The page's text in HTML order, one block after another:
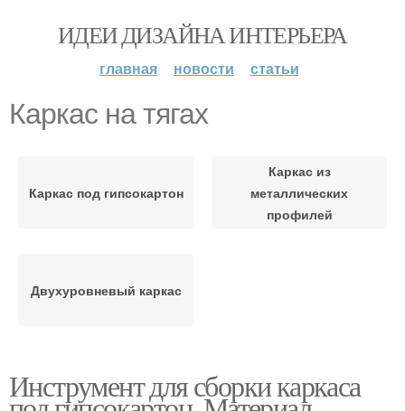
ИДЕИ ДИЗАЙНА ИНТЕРЬЕРА
главная новости статьи
Каркас на тягах
Каркас под гипсокартон
Каркас из
металлических
профилей
Двухуровневый каркас
Инструмент для сборки каркаса